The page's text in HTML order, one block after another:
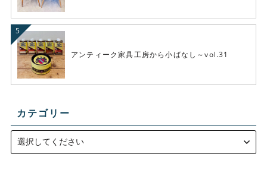
アンティーク家具工房から小ばなし～vol.31
カテゴリー